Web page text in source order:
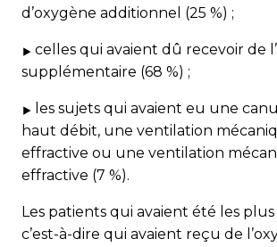
d’oxygène additionnel (25 %) ;
celles qui avaient dû recevoir de
supplémentaire (68 %) ;
les sujets qui avaient eu une
haut débit, une ventilation
effractive ou une ventilation
effractive (7 %).
Les patients qui avaient été les plus
c’est-à-dire qui avaient reçu de